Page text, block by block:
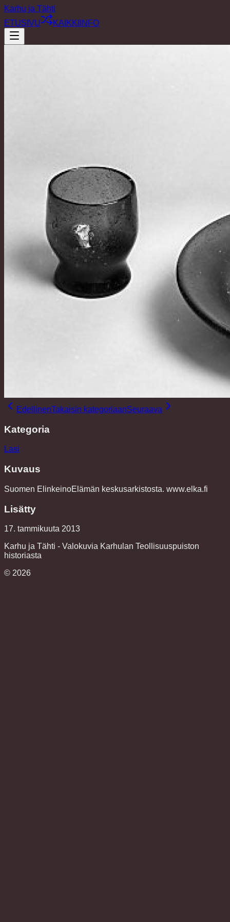
Karhu ja Tähti
ETUSIVU
KAIKKI INFO
EdellinenTakaisin kategoriaanSeuraava
Kategoria
Lasi
Kuvaus
Suomen ElinkeinoElämän keskusarkistosta. www.elka.fi
Lisätty
17. tammikuuta 2013
Karhu ja Tähti - Valokuvia Karhulan Teollisuuspuiston
historiasta
© 2026